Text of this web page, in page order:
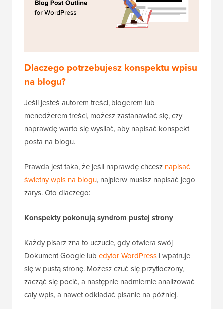
Dlaczego potrzebujesz konspektu wpisu
na blogu?
Jeśli jesteś autorem treści, blogerem lub
menedżerem treści, możesz zastanawiać się, czy
naprawdę warto się wysilać, aby napisać konspekt
posta na blogu.
Prawda jest taka, że jeśli naprawdę chcesz napisać
świetny wpis na blogu, najpierw musisz napisać jego
zarys. Oto dlaczego:
Konspekty pokonują syndrom pustej strony
Każdy pisarz zna to uczucie, gdy otwiera swój
Dokument Google lub edytor WordPress i wpatruje
się w pustą stronę. Możesz czuć się przytłoczony,
zacząć się pocić, a następnie nadmiernie analizować
cały wpis, a nawet odkładać pisanie na później.